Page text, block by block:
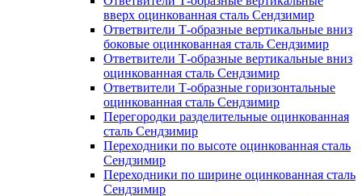
вверх оцинкованная сталь Сендзимир
Ответвители Т-образные вертикальные вниз
боковые оцинкованная сталь Сендзимир
Ответвители Т-образные вертикальные вниз
оцинкованная сталь Сендзимир
Ответвители Т-образные горизонтальные
оцинкованная сталь Сендзимир
Перегородки разделительные оцинкованная
сталь Сендзимир
Переходники по высоте оцинкованная сталь
Сендзимир
Переходники по ширине оцинкованная сталь
Сендзимир